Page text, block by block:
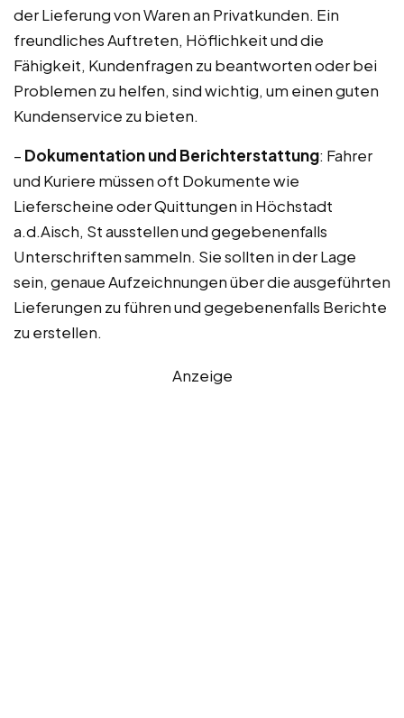
der Lieferung von Waren an Privatkunden. Ein
freundliches Auftreten, Höflichkeit und die
Fähigkeit, Kundenfragen zu beantworten oder bei
Problemen zu helfen, sind wichtig, um einen guten
Kundenservice zu bieten.
– Dokumentation und Berichterstattung: Fahrer
und Kuriere müssen oft Dokumente wie
Lieferscheine oder Quittungen in Höchstadt
a.d.Aisch, St ausstellen und gegebenenfalls
Unterschriften sammeln. Sie sollten in der Lage
sein, genaue Aufzeichnungen über die ausgeführten
Lieferungen zu führen und gegebenenfalls Berichte
zu erstellen.
Anzeige